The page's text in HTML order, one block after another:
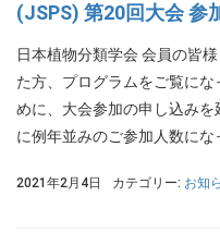
(JSPS) 第20回大会 参
日本植物分類学会 会員の皆
た方、プログラムをご覧に
めに、大会参加の申し込み
に例年並みのご参加人数にな
2021年2月4日 カテゴリー: お知